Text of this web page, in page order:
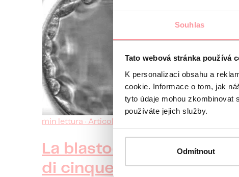
Souhlas
Tato webová stránka používá
K personalizaci obsahu a
cookie. Informace o tom, jak
tyto údaje mohou zkombinovat
používáte jejich služby.
Odmítnout
min lettura · Articoli
La blastocisti: embrione
di cinque giorni